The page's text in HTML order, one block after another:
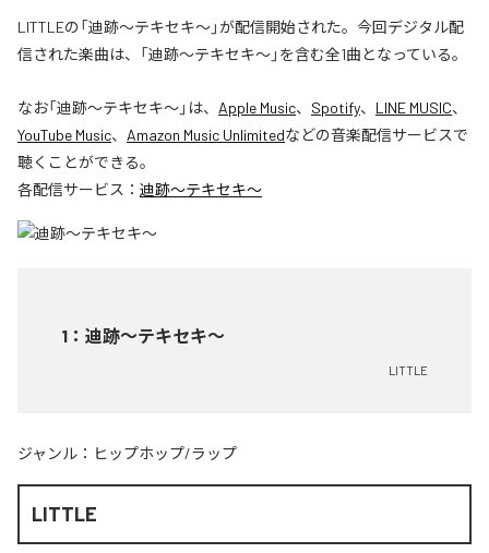
LITTLEの「迪跡〜テキセキ〜」が配信開始された。今回デジタル配
信された楽曲は、「迪跡〜テキセキ〜」を含む全1曲となっている。
なお「迪跡〜テキセキ〜」は、 Apple Music、 Spotify、 LINE MUSIC、
YouTube Music、 Amazon Music Unlimitedなどの音楽配信サービスで
聴くことができる。
各配信サービス： 迪跡〜テキセキ〜
1 ： 迪跡〜テキセキ〜
LITTLE
ジャンル： ヒップホップ/ラップ
LITTLE